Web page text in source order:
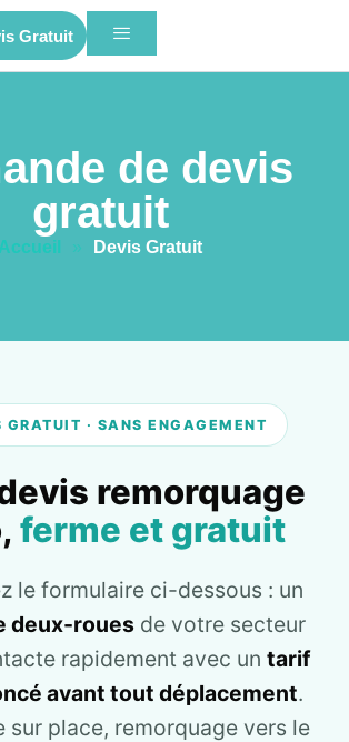
Gratuit
de devis
gratuit
Accueil » Devis Gratuit
GRATUIT · SANS ENGAGEMENT
remorquage
ferme et gratuit
le formulaire ci-dessous : un
deux-rouesde votre secteur
rapidement avec un tarif
avant tout déplacement.
sur place, remorquage vers le